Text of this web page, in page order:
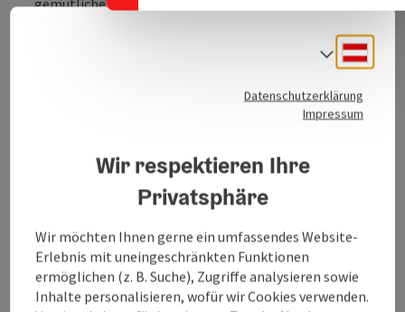
Öffnungszeiten
Küche
Ausstattung
Datenschutzerklärung
Impressum
Wir respektieren Ihre
Privatsphäre
Wir möchten Ihnen gerne ein umfassendes Website-
Erlebnis mit uneingeschränkten Funktionen
ermöglichen (z. B. Suche), Zugriffe analysieren sowie
Inhalte personalisieren, wofür wir Cookies verwenden.